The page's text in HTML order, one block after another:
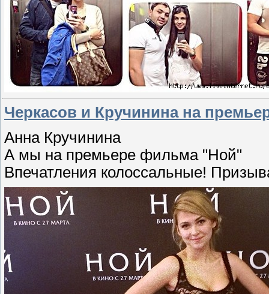
Черкасов и Кручинина на
Анна Кручинина
А мы на премьере фильма "Ной"
Впечатления колоссальные!